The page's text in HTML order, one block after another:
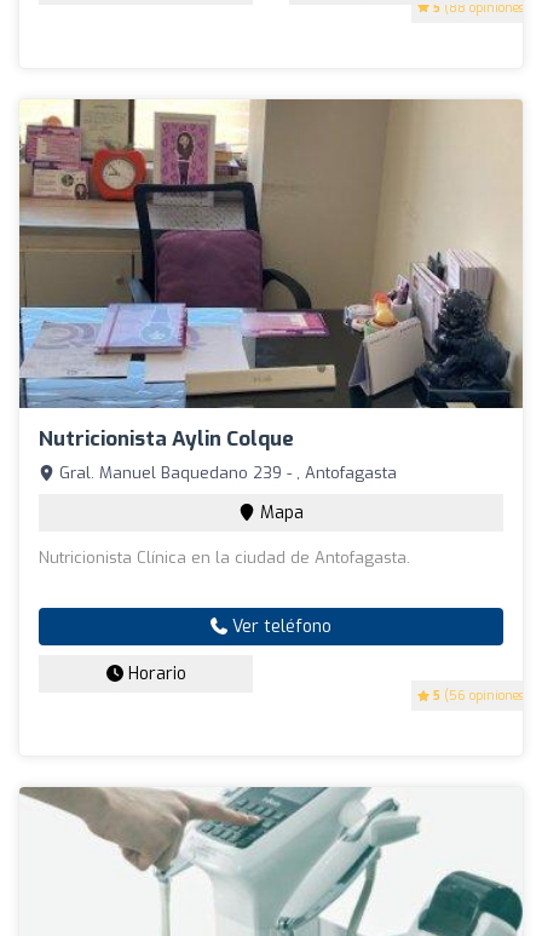
5 (88 opiniones)
Nutricionista Aylin Colque
5 (56 opiniones)
Gral. Manuel Baquedano 239 - , Antofagasta
Mapa
Nutricionista Clínica en la ciudad de Antofagasta.
Ver teléfono
Horario